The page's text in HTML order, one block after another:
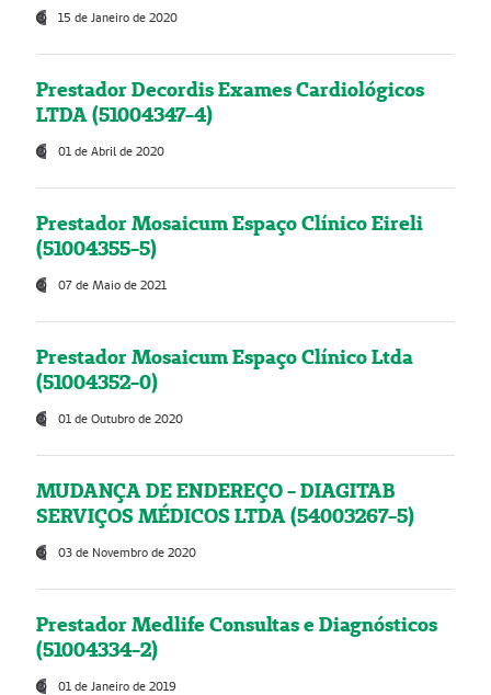
15 de Janeiro de 2020
Prestador Decordis Exames Cardiológicos
LTDA (51004347-4)
01 de Abril de 2020
Prestador Mosaicum Espaço Clínico Eireli
(51004355-5)
07 de Maio de 2021
Prestador Mosaicum Espaço Clínico Ltda
(51004352-0)
01 de Outubro de 2020
MUDANÇA DE ENDEREÇO - DIAGITAB
SERVIÇOS MÉDICOS LTDA (54003267-5)
03 de Novembro de 2020
Prestador Medlife Consultas e Diagnósticos
(51004334-2)
01 de Janeiro de 2019